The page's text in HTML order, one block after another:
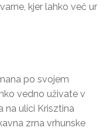
kjer lahko več ur
po svojem
vedno uživate v
na ulici Krisztina
zrna vrhunske